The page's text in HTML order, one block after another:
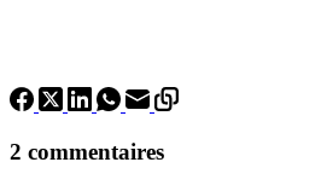
2 commentaires